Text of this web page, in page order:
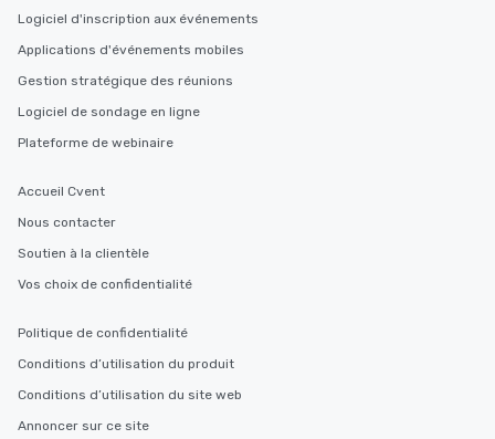
Logiciel d'inscription aux événements
Applications d'événements mobiles
Gestion stratégique des réunions
Logiciel de sondage en ligne
Plateforme de webinaire
Accueil Cvent
Nous contacter
Soutien à la clientèle
Vos choix de confidentialité
Politique de confidentialité
Conditions d’utilisation du produit
Conditions d’utilisation du site web
Annoncer sur ce site